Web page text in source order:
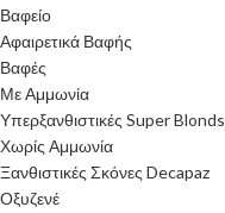
Βαφείο
Αφαιρετικά Βαφής
Βαφές
Με Αμμωνία
Υπερξανθιστικές Super Blonds
Χωρίς Αμμωνία
Ξανθιστικές Σκόνες Decapaz
Οξυζενέ